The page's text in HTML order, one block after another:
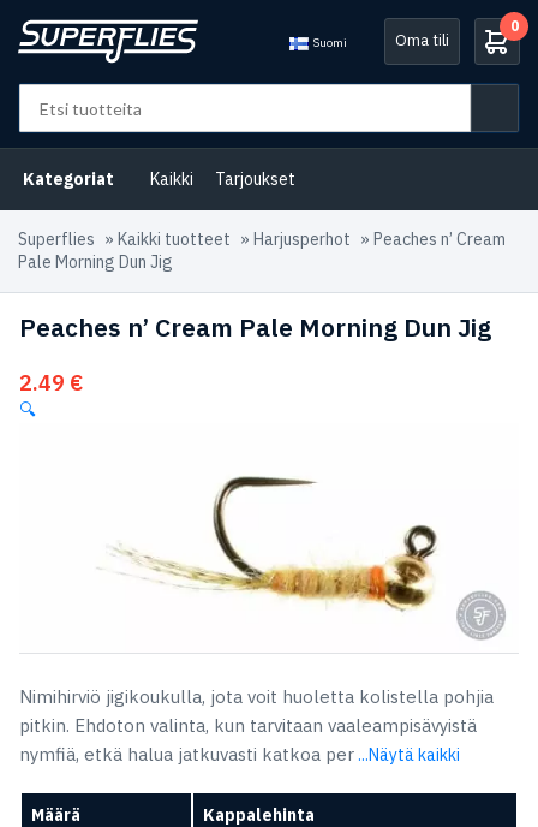
Suomi Oma tili
0
Kategoriat Kaikki Tarjoukset
Superflies » Kaikki tuotteet » Harjusperhot » Peaches n’ Cream
Pale Morning Dun Jig
Peaches n’ Cream Pale Morning Dun Jig
2.49 €
🔍
Nimihirviö jigikoukulla, jota voit huoletta kolistella pohjia
pitkin. Ehdoton valinta, kun tarvitaan vaaleampisävyistä
nymfiä, etkä halua jatkuvasti katkoa per...Näytä kaikki
Määrä Kappalehinta